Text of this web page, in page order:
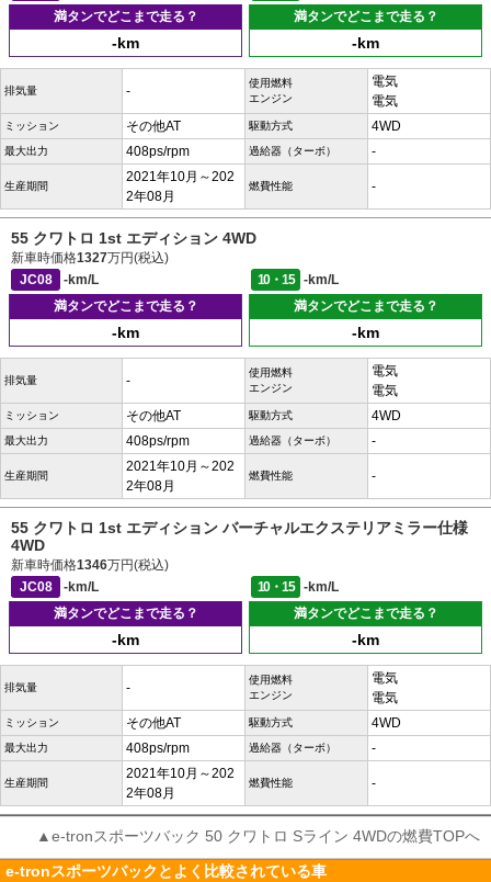
満タンでどこまで走る？
-km
満タンでどこまで走る？
-km
排気量 -
使用燃料
エンジン
電気
電気
ミッション その他AT 駆動方式 4WD
最大出力 408ps/rpm 過給器（ターボ） -
生産期間
2021年10月～202
2年08月
燃費性能 -
55 クワトロ 1st エディション 4WD
新車時価格1327万円(税込)
JC08
-km/L 10・15
-km/L
満タンでどこまで走る？
-km
満タンでどこまで走る？
-km
排気量 -
使用燃料
エンジン
電気
電気
ミッション その他AT 駆動方式 4WD
最大出力 408ps/rpm 過給器（ターボ） -
生産期間
2021年10月～202
2年08月
燃費性能 -
55 クワトロ 1st エディション バーチャルエクステリアミラー仕様
4WD
新車時価格1346万円(税込)
JC08
-km/L 10・15
-km/L
満タンでどこまで走る？
-km
満タンでどこまで走る？
-km
排気量 -
使用燃料
エンジン
電気
電気
ミッション その他AT 駆動方式 4WD
最大出力 408ps/rpm 過給器（ターボ） -
生産期間
2021年10月～202
2年08月
燃費性能 -
▲e-tronスポーツバック 50 クワトロ Sライン 4WDの燃費TOPへ
e-tronスポーツバックとよく比較されている車